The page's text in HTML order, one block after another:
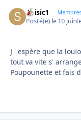
Soisic1 Membres
Posté(e) le 10 juin
J ' espère que la
tout va vite s'
Poupounette et fais